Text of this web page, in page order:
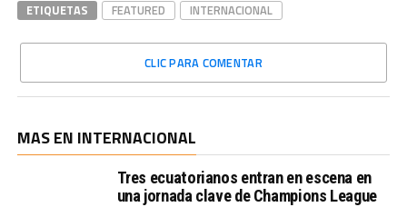
ETIQUETAS FEATURED INTERNACIONAL
CLIC PARA COMENTAR
MAS EN INTERNACIONAL
Tres ecuatorianos entran en escena en
una jornada clave de Champions League